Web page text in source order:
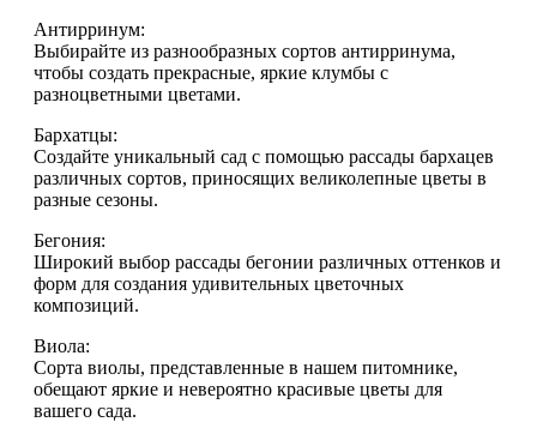
Антирринум:
Выбирайте из разнообразных сортов антирринума,
чтобы создать прекрасные, яркие клумбы с
разноцветными цветами.
Бархатцы:
Создайте уникальный сад с помощью рассады бархацев
различных сортов, приносящих великолепные цветы в
разные сезоны.
Бегония:
Широкий выбор рассады бегонии различных оттенков и
форм для создания удивительных цветочных
композиций.
Виола:
Сорта виолы, представленные в нашем питомнике,
обещают яркие и невероятно красивые цветы для
вашего сада.